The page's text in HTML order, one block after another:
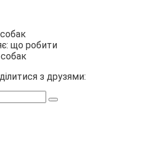
що робити
собак
з друзями: